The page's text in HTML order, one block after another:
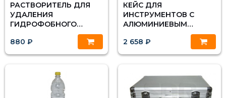
РАСТВОРИТЕЛЬ ДЛЯ
УДАЛЕНИЯ
ГИДРОФОБНОГО
ЗАПОЛНИТЕЛЯ SNR-D-
GEL
880 ₽
КЕЙС ДЛЯ
ИНСТРУМЕНТОВ С
АЛЮМИНИЕВЫМ
ПЕРЕГОРОДКОЙ
2 658 ₽